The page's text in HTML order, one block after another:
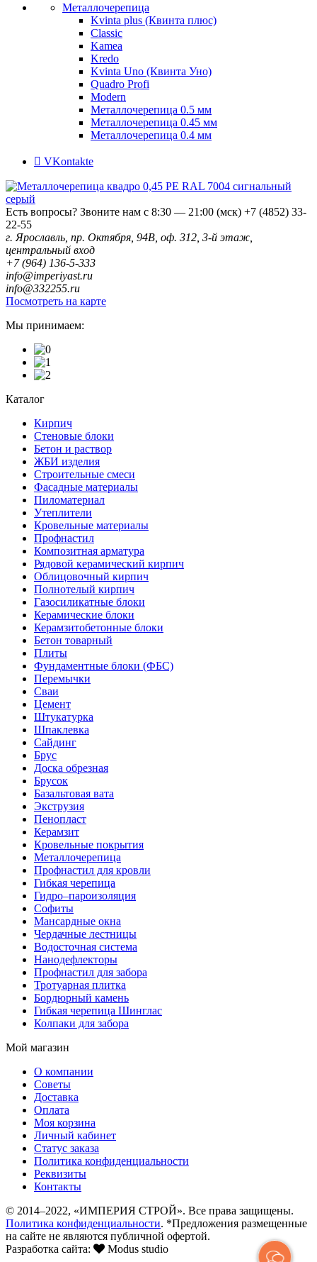
Металлочерепица
Kvinta plus (Квинта плюс)
Classic
Kamea
Kredo
Kvinta Uno (Квинта Уно)
Quadro Profi
Modern
Металлочерепица 0.5 мм
Металлочерепица 0.45 мм
Металлочерепица 0.4 мм
VKontakte
Есть вопросы? Звоните нам с 8:30 — 21:00 (мск) +7 (4852) 33-
22-55
г. Ярославль, пр. Октября, 94В, оф. 312, 3-й этаж,
центральный вход
+7 (964) 136-5-333
info@imperiyast.ru
info@332255.ru
Посмотреть на карте
Мы принимаем:
Каталог
Кирпич
Стеновые блоки
Бетон и раствор
ЖБИ изделия
Строительные смеси
Фасадные материалы
Пиломатериал
Утеплители
Кровельные материалы
Профнастил
Композитная арматура
Рядовой керамический кирпич
Облицовочный кирпич
Полнотелый кирпич
Газосиликатные блоки
Керамические блоки
Керамзитобетонные блоки
Бетон товарный
Плиты
Фундаментные блоки (ФБС)
Перемычки
Сваи
Цемент
Штукатурка
Шпаклевка
Сайдинг
Брус
Доска обрезная
Брусок
Базальтовая вата
Экструзия
Пенопласт
Керамзит
Кровельные покрытия
Металлочерепица
Профнастил для кровли
Гибкая черепица
Гидро–пароизоляция
Софиты
Мансардные окна
Чердачные лестницы
Водосточная система
Нанодефлекторы
Профнастил для забора
Тротуарная плитка
Бордюрный камень
Гибкая черепица Шинглас
Колпаки для забора
Мой магазин
О компании
Советы
Доставка
Оплата
Моя корзина
Личный кабинет
Статус заказа
Политика конфиденциальности
Реквизиты
Контакты
© 2014–2022, «ИМПЕРИЯ СТРОЙ». Все права защищены.
Политика конфиденциальности. *Предложения размещенные
на сайте не являются публичной офертой.
Разработка сайта:
Modus studio